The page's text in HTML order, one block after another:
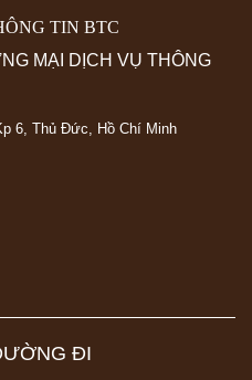
TIN BTC
MẠI DỊCH VỤ THÔNG
6, Thủ Đức, Hồ Chí Minh
ĐI